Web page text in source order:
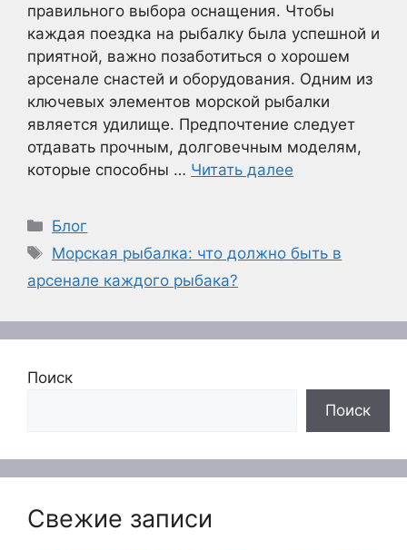
правильного выбора оснащения. Чтобы
каждая поездка на рыбалку была успешной и
приятной, важно позаботиться о хорошем
арсенале снастей и оборудования. Одним из
ключевых элементов морской рыбалки
является удилище. Предпочтение следует
отдавать прочным, долговечным моделям,
которые способны … Читать далее
Рубрики
Блог
Метки
Морская рыбалка: что должно быть в
арсенале каждого рыбака?
Поиск
Поиск
Свежие записи